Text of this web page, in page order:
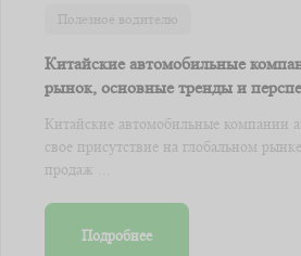
Полезное водителю
Китайские автомобильные
рынок, основные тренды и
Китайские автомобильные компании
свое присутствие на глобальном
продаж ...
Подробнее